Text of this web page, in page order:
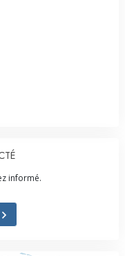
informé.